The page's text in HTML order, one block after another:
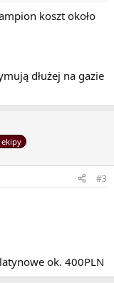
koszt około
dłużej na gazie
ekipy
#3
ok. 400PLN